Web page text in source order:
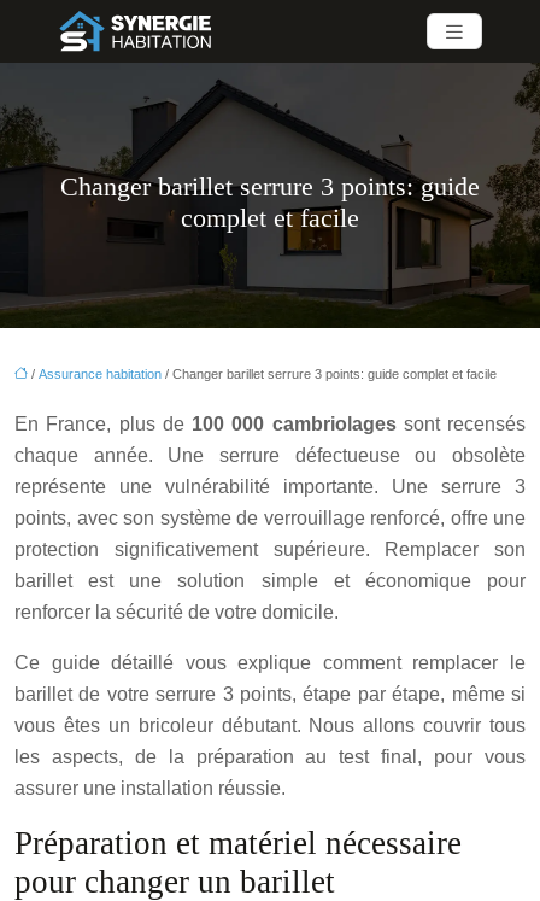
Changer barillet serrure 3 points: guide
complet et facile
/ Assurance habitation / Changer barillet serrure 3 points: guide complet et facile
En France, plus de 100 000 cambriolages sont recensés
chaque année. Une serrure défectueuse ou obsolète
représente une vulnérabilité importante. Une serrure 3
points, avec son système de verrouillage renforcé, offre une
protection significativement supérieure. Remplacer son
barillet est une solution simple et économique pour
renforcer la sécurité de votre domicile.
Ce guide détaillé vous explique comment remplacer le
barillet de votre serrure 3 points, étape par étape, même si
vous êtes un bricoleur débutant. Nous allons couvrir tous
les aspects, de la préparation au test final, pour vous
assurer une installation réussie.
Préparation et matériel nécessaire
pour changer un barillet